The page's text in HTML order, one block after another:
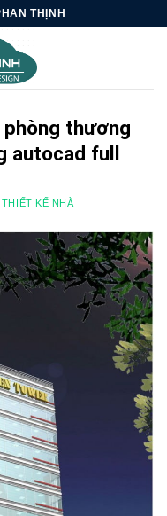
THỊNH
thương
autocad full
THIẾT KẾ NHÀ